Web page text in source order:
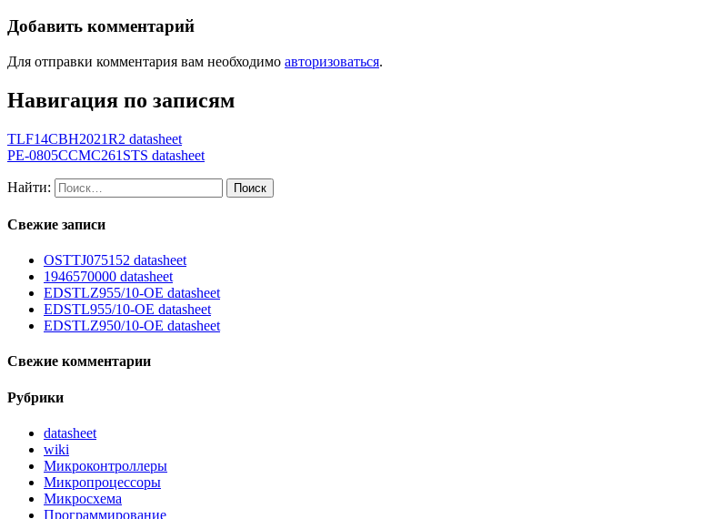
Добавить комментарий
Для отправки комментария вам необходимо авторизоваться.
Навигация по записям
TLF14CBH2021R2 datasheet
PE-0805CCMC261STS datasheet
Найти:
Свежие записи
OSTTJ075152 datasheet
1946570000 datasheet
EDSTLZ955/10-OE datasheet
EDSTL955/10-OE datasheet
EDSTLZ950/10-OE datasheet
Свежие комментарии
Рубрики
datasheet
wiki
Микроконтроллеры
Микропроцессоры
Микросхема
Программирование